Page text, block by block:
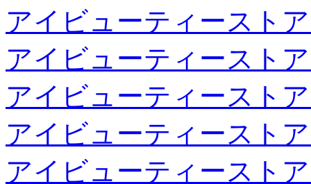
アイビューティースト
アイビューティースト
アイビューティースト
アイビューティースト
アイビューティースト